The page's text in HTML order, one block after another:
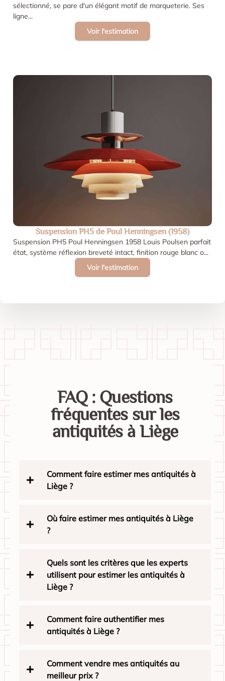
sélectionné, se pare d'un élégant motif de marqueterie. Ses
ligne...
Voir l'estimation
Suspension PH5 de Poul Henningsen (1958)
Suspension PH5 Poul Henningsen 1958 Louis Poulsen parfait
état, système réflexion breveté intact, finition rouge blanc o...
Voir l'estimation
FAQ : Questions
fréquentes sur les
antiquités à Liège
Comment faire estimer mes antiquités à
Liège ?
Où faire estimer mes antiquités à Liège
?
Quels sont les critères que les experts
utilisent pour estimer les antiquités à
Liège ?
Comment faire authentifier mes
antiquités à Liège ?
Comment vendre mes antiquités au
meilleur prix ?